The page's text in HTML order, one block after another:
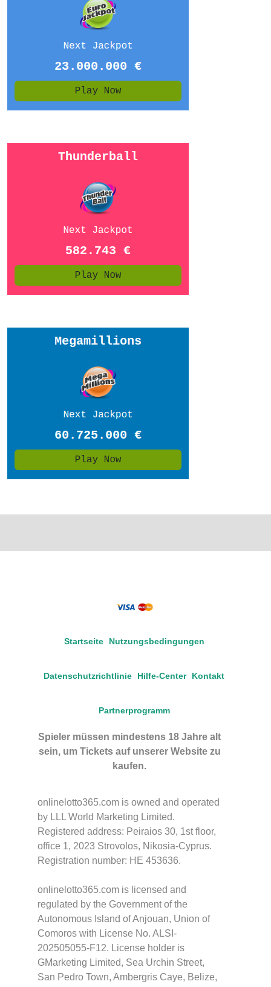
Startseite Nutzungsbedingungen
Datenschutzrichtlinie Hilfe-Center Kontakt
Partnerprogramm
Spieler müssen mindestens 18 Jahre alt
sein, um Tickets auf unserer Website zu
kaufen.
onlinelotto365.com is owned and operated
by LLL World Marketing Limited.
Registered address: Peiraios 30, 1st floor,
office 1, 2023 Strovolos, Nikosia-Cyprus.
Registration number: HE 453636.
onlinelotto365.com is licensed and
regulated by the Government of the
Autonomous Island of Anjouan, Union of
Comoros with License No. ALSI-
202505055-F12. License holder is
GMarketing Limited, Sea Urchin Street,
San Pedro Town, Ambergris Caye, Belize,